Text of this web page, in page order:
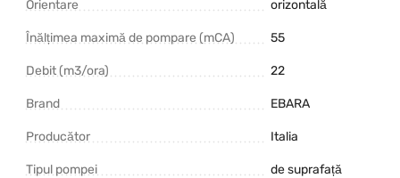
Orientare orizontală
Înălțimea maximă de pompare (mCA) 55
Debit (m3/ora) 22
Brand EBARA
Producător Italia
Tipul pompei de suprafață